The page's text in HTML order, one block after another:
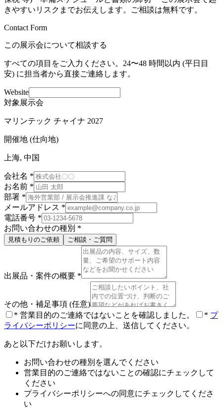
きやすいリスクまでお伝えします。ご相談は無料です。
Contact Form
この展示会について相談する
すべての項目をご入力ください。24〜48 時間以内 (平日目
安) に担当者から直接ご連絡します。
Website
対象展示会
マリンテック チャイナ 2027
開催地 (仕向地)
上海, 中国
会社名 *
お名前 *
部署 *
メールアドレス *
電話番号 *
お問い合わせの種別 *
見積もりのご依頼 ご相談・ご質問
出展品・案件の概要 *
その他・補足事項 (任意)
* 営業目的のご連絡ではないことを確認しました。 * プ
ライバシーポリシーに同意の上、送信してください。
あと以下だけお願いします。
お問い合わせの種別を選んでください
営業目的のご連絡ではないことの確認にチェックして
ください
プライバシーポリシーへの同意にチェックしてくださ
い